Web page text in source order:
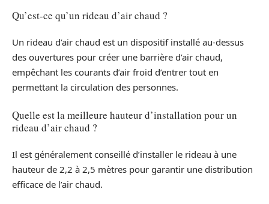
Qu’est-ce qu’un rideau d’air chaud ?
Un rideau d’air chaud est un dispositif installé au-dessus
des ouvertures pour créer une barrière d’air chaud,
empêchant les courants d’air froid d’entrer tout en
permettant la circulation des personnes.
Quelle est la meilleure hauteur d’installation pour un
rideau d’air chaud ?
Il est généralement conseillé d’installer le rideau à une
hauteur de 2,2 à 2,5 mètres pour garantir une distribution
efficace de l’air chaud.